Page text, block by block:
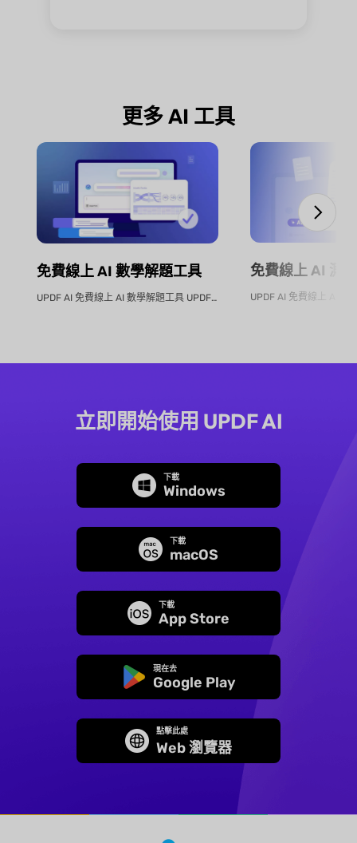
更多 AI 工具
免費線上 AI 數學解題工具
UPDF AI 免費線上 AI 數學解題工具 UPDF AI數學解題工具是您...
免費線上 AI 測
立即開始使用 UPDF AI
下載
Windows
下載
macOS
下載
App Store
現在去
Google Play
點擊此處
Web 瀏覽器